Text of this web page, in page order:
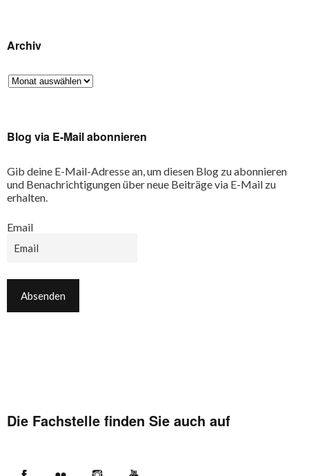
Archiv
Blog via E-Mail abonnieren
Gib deine E-Mail-Adresse an, um diesen Blog zu abonnieren
und Benachrichtigungen über neue Beiträge via E-Mail zu
erhalten.
Email
Die Fachstelle finden Sie auch auf